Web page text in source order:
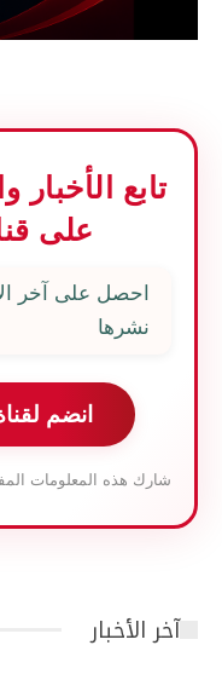
تابع الأخبار
على
احصل على آخر
نشرها
انضم
شارك هذه المعلومات
آخر الأخبار